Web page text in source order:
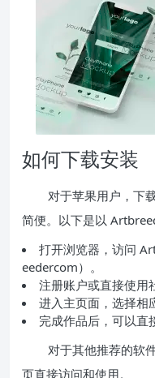
如何下载安装
对于苹果用户，下
简便。以下是以
打开浏览器，访问
eedercom）。
注册账户或直接使用
进入主页面，选择相
完成作品后，可以直
对于其他推荐的软
页直接访问和使用。